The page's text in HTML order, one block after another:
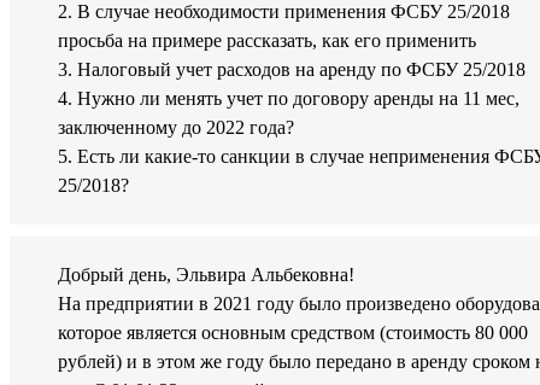
2. В случае необходимости применения ФСБУ 25/2018
просьба на примере рассказать, как его применить
3. Налоговый учет расходов на аренду по ФСБУ 25/2018
4. Нужно ли менять учет по договору аренды на 11 мес,
заключенному до 2022 года?
5. Есть ли какие-то санкции в случае неприменения
25/2018?
Добрый день, Эльвира Альбековна!
На предприятии в 2021 году было произведено
которое является основным средством (стоимость 80 000
рублей) и в этом же году было передано в аренду сроком